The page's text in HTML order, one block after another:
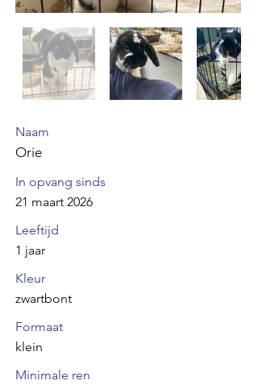
Naam
Orie
In opvang sinds
21 maart 2026
Leeftijd
1 jaar
Kleur
zwartbont
Formaat
klein
Minimale ren